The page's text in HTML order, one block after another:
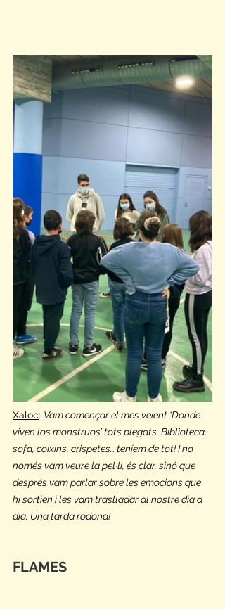
Xaloc: Vam començar el mes veient ‘Donde
viven los monstruos’ tots plegats. Biblioteca,
sofà, coixins, crispetes… teníem de tot! I no
només vam veure la pel·li, és clar, sinó que
després vam parlar sobre les emocions que
hi sortien i les vam traslladar al nostre dia a
dia. Una tarda rodona!
FLAMES